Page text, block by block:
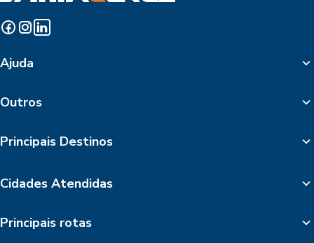
Ajuda
Outros
Principais Destinos
Cidades Atendidas
Principais rotas